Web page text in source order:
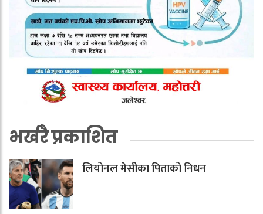
भर्खरै प्रकाशित
लियोनल मेसीका पिताको निधन